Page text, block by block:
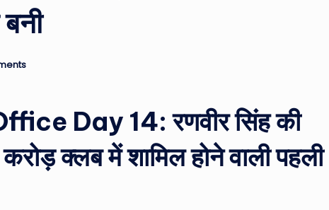
u
n
d
Day 14: रणवीर सिंह की
क्लब में शामिल होने वाली पहली